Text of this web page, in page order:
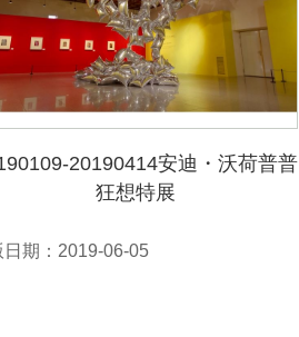
20190414安迪・沃荷普普
狂想特展
日期：2019-06-05